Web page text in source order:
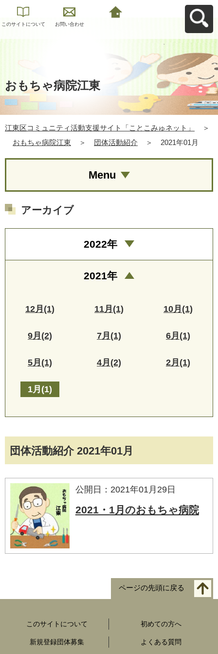
このサイトについて お問い合わせ
おもちゃ病院江東
江東区コミュニティ活動支援サイト「ことこみゅネット」
＞
おもちゃ病院江東
＞ 団体活動紹介 ＞ 2021年01月
団体活動紹介 2021年01月
公開日：2021年01月29日
2021・1月のおもちゃ病院
Menu
アーカイブ
2022年
2021年
12月(1) 11月(1) 10月(1)
9月(2) 7月(1) 6月(1)
5月(1) 4月(2) 2月(1)
1月(1)
ページの先頭に戻る
このサイトについて 初めての方へ
新規登録団体募集 よくある質問